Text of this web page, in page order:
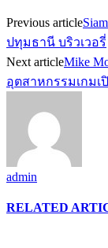
Previous article
ปทุมธานี บริวเวอรี่
Next articleMike
อุตสาหกรรมเกมเ
admin
RELATED